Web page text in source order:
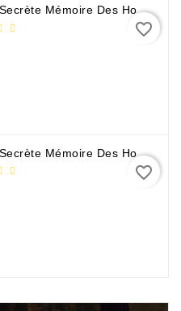
La Plus Secrète Mémoire Des Hommes - Mohamed Mbougar Sarr
favorite_border
La Plus Secrète Mémoire Des Hommes - Mohamed Mbougar Sarr
favorite_border